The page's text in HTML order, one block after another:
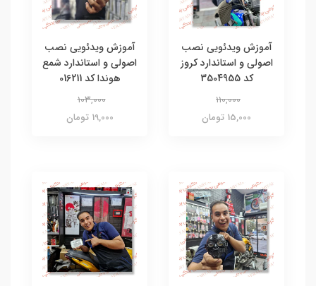
آموزش ویدئویی نصب
اصولی و استاندارد کروز
کد 3504955
110,000
15,000 تومان
آموزش ویدئویی نصب
اصولی و استاندارد شمع
هوندا کد 016211
103,000
19,000 تومان